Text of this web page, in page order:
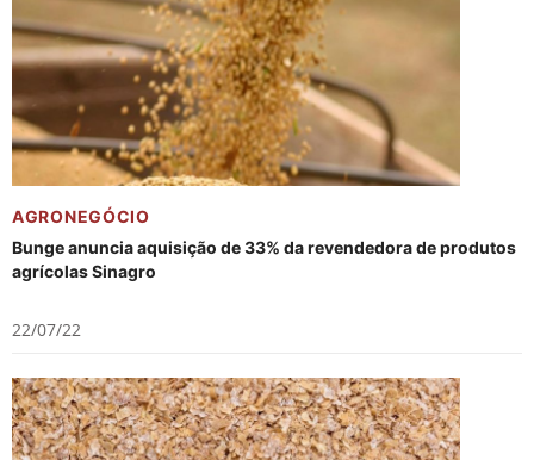
AGRONEGÓCIO
Bunge anuncia aquisição de 33% da revendedora de produtos
agrícolas Sinagro
22/07/22